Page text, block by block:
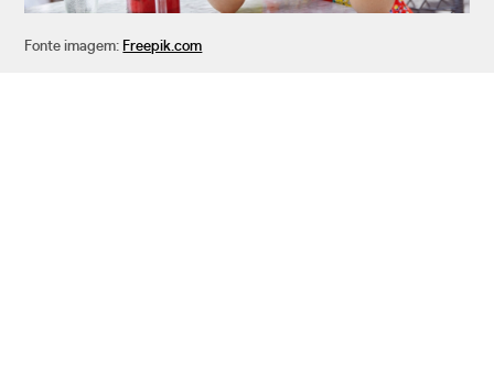
Fonte imagem: Freepik.com